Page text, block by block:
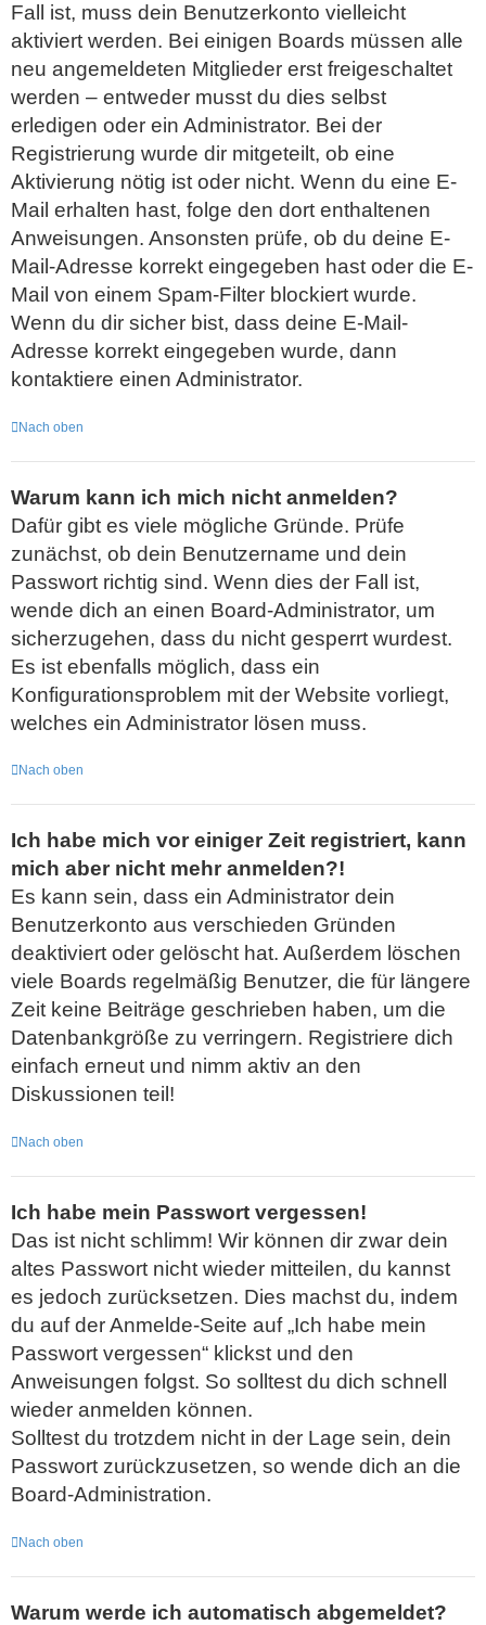
Fall ist, muss dein Benutzerkonto vielleicht
aktiviert werden. Bei einigen Boards müssen alle
neu angemeldeten Mitglieder erst freigeschaltet
werden – entweder musst du dies selbst
erledigen oder ein Administrator. Bei der
Registrierung wurde dir mitgeteilt, ob eine
Aktivierung nötig ist oder nicht. Wenn du eine E-
Mail erhalten hast, folge den dort enthaltenen
Anweisungen. Ansonsten prüfe, ob du deine E-
Mail-Adresse korrekt eingegeben hast oder die E-
Mail von einem Spam-Filter blockiert wurde.
Wenn du dir sicher bist, dass deine E-Mail-
Adresse korrekt eingegeben wurde, dann
kontaktiere einen Administrator.
Nach oben
Warum kann ich mich nicht anmelden?
Dafür gibt es viele mögliche Gründe. Prüfe
zunächst, ob dein Benutzername und dein
Passwort richtig sind. Wenn dies der Fall ist,
wende dich an einen Board-Administrator, um
sicherzugehen, dass du nicht gesperrt wurdest.
Es ist ebenfalls möglich, dass ein
Konfigurationsproblem mit der Website vorliegt,
welches ein Administrator lösen muss.
Nach oben
Ich habe mich vor einiger Zeit registriert, kann
mich aber nicht mehr anmelden?!
Es kann sein, dass ein Administrator dein
Benutzerkonto aus verschieden Gründen
deaktiviert oder gelöscht hat. Außerdem löschen
viele Boards regelmäßig Benutzer, die für längere
Zeit keine Beiträge geschrieben haben, um die
Datenbankgröße zu verringern. Registriere dich
einfach erneut und nimm aktiv an den
Diskussionen teil!
Nach oben
Ich habe mein Passwort vergessen!
Das ist nicht schlimm! Wir können dir zwar dein
altes Passwort nicht wieder mitteilen, du kannst
es jedoch zurücksetzen. Dies machst du, indem
du auf der Anmelde-Seite auf „Ich habe mein
Passwort vergessen“ klickst und den
Anweisungen folgst. So solltest du dich schnell
wieder anmelden können.
Solltest du trotzdem nicht in der Lage sein, dein
Passwort zurückzusetzen, so wende dich an die
Board-Administration.
Nach oben
Warum werde ich automatisch abgemeldet?